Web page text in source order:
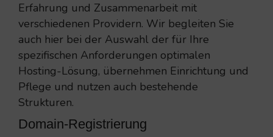
Erfahrung und Zusammenarbeit mit
verschiedenen Providern. Wir begleiten Sie
auch hier bei der Auswahl der für Ihre
spezifischen Anforderungen optimalen
Hosting-Lösung, übernehmen Einrichtung und
Pflege und nutzen auch bestehende
Strukturen.
Domain-Registrierung